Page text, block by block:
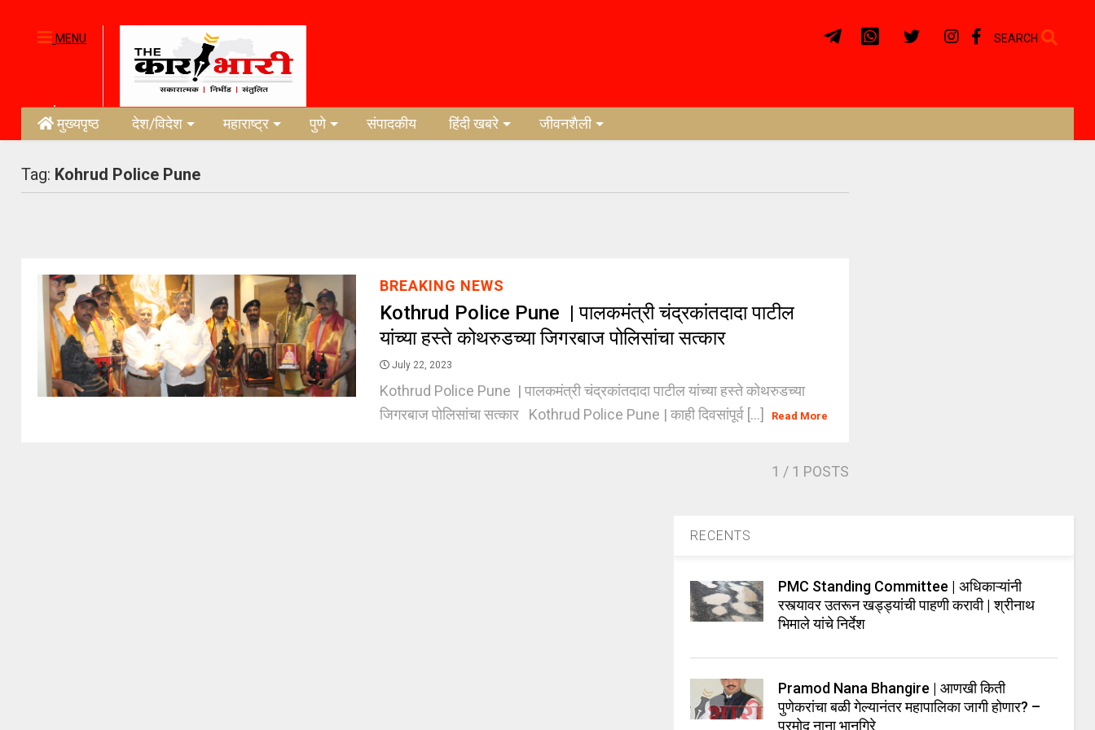
MENU SEARCH
मुख्यपृष्ठ देश/विदेश महाराष्ट्र पुणे संपादकीय हिंदी खबरे जीवनशैली
Tag: Kohrud Police Pune
BREAKING NEWS
Kothrud Police Pune | पालकमंत्री चंद्रकांतदादा पाटील
यांच्या हस्ते कोथरुडच्या जिगरबाज पोलिसांचा सत्कार
July 22, 2023
Kothrud Police Pune | पालकमंत्री चंद्रकांतदादा पाटील यांच्या हस्ते कोथरुडच्या
जिगरबाज पोलिसांचा सत्कार Kothrud Police Pune | काही दिवसांपूर्व [...]
Read More
1 / 1 POSTS
RECENTS
PMC Standing Committee | अधिकाऱ्यांनी
रस्त्यावर उतरून खड्ड्यांची पाहणी करावी | श्रीनाथ
भिमाले यांचे निर्देश
Pramod Nana Bhangire | आणखी किती
पुणेकरांचा बळी गेल्यानंतर महापालिका जागी होणार? –
प्रमोद नाना भानगिरे